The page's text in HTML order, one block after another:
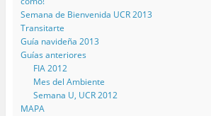
Semana de Bienvenida UCR 2013
Transitarte
Guía navideña 2013
Guías anteriores
FIA 2012
Mes del Ambiente
Semana U, UCR 2012
MAPA